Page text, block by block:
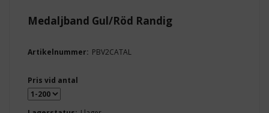
Medaljband Gul/Röd Randig
Artikelnummer: PBV2CATAL
Pris vid antal